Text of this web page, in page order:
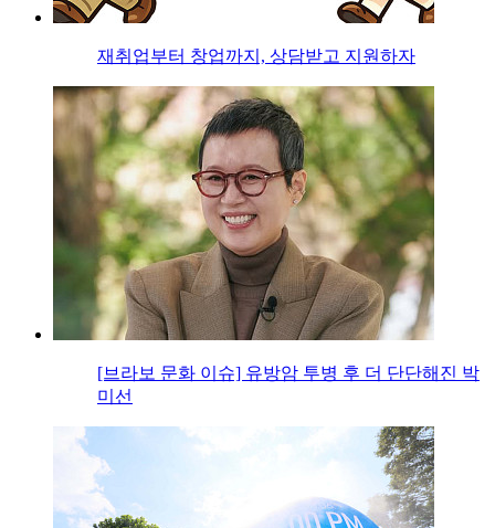
재취업부터 창업까지, 상담받고 지원하자
[브라보 문화 이슈] 유방암 투병 후 더 단단해진 박
미선